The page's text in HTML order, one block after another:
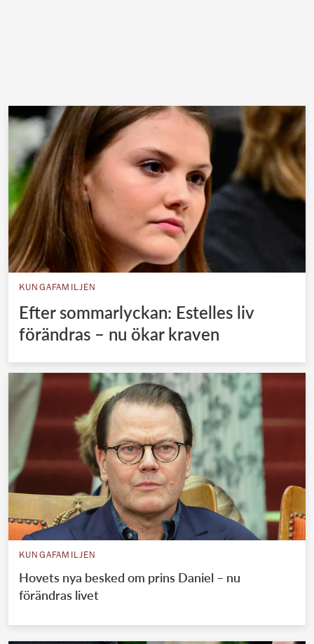
KUNGAFAMILJEN
Efter sommarlyckan: Estelles liv
förändras – nu ökar kraven
KUNGAFAMILJEN
Hovets nya besked om prins Daniel – nu
förändras livet